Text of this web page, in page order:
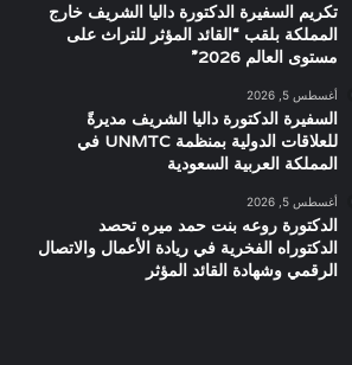
تكريم السفيرة الدكتورة داليا الشريف خارج
المملكة بلقب “القائد المؤثر للتراث على
مستوى العالم 2026”
أغسطس 5, 2026
السفيرة الدكتورة داليا الشريف مديرةً
للعلاقات الدولية بمنظمة UNMTC في
المملكة العربية السعودية
أغسطس 5, 2026
الدكتورة روعه بنت حمد ميره تحصد
الدكتوراه الفخرية في ريادة الأعمال والاتصال
الرقمي وشهادة القائد المؤثر